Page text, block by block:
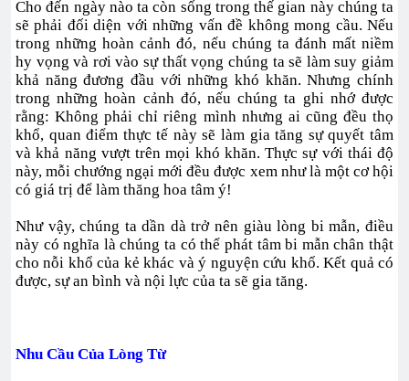
Cho đến ngày nào ta còn sống trong thế gian này chúng ta
sẽ phải đối diện với những vấn đề không mong cầu. Nếu
trong những hoàn cảnh đó, nếu chúng ta đánh mất niềm
hy vọng và rơi vào sự thất vọng chúng ta sẽ làm suy giảm
khả năng đương đầu với những khó khăn. Nhưng chính
trong những hoàn cảnh đó, nếu chúng ta ghi nhớ được
rằng: Không phải chỉ riêng mình nhưng ai cũng đều thọ
khổ, quan điểm thực tế này sẽ làm gia tăng sự quyết tâm
và khả năng vượt trên mọi khó khăn. Thực sự với thái độ
này, mỗi chướng ngại mới đều được xem như là một cơ hội
có giá trị để làm thăng hoa tâm ý!
Như vậy, chúng ta dần dà trở nên giàu lòng bi mẫn, điều
này có nghĩa là chúng ta có thể phát tâm bi mẫn chân thật
cho nỗi khổ của kẻ khác và ý nguyện cứu khổ. Kết quả có
được, sự an bình và nội lực của ta sẽ gia tăng.
Nhu Cầu Của Lòng Từ